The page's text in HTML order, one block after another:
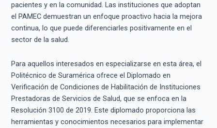
pacientes y en la comunidad. Las instituciones que adoptan
el PAMEC demuestran un enfoque proactivo hacia la mejora
continua, lo que puede diferenciarles positivamente en el
sector de la salud.
Para aquellos interesados en especializarse en esta área, el
Politécnico de Suramérica ofrece el Diplomado en
Verificación de Condiciones de Habilitación de Instituciones
Prestadoras de Servicios de Salud, que se enfoca en la
Resolución 3100 de 2019. Este diplomado proporciona las
herramientas y conocimientos necesarios para implementar